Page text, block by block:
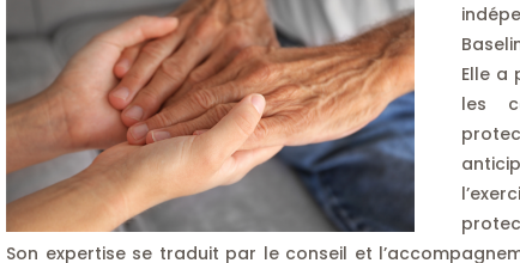
Elle a
les
Son expertise se traduit par le conseil et